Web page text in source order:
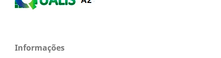
Informações